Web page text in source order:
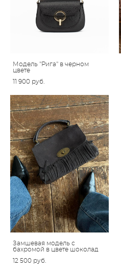
Модель "Рига" в черном
цвете
11 900 pуб.
Замшевая модель с
бахромой в цвете шоколад
12 500 pуб.